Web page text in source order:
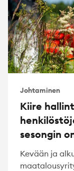
Johtaminen
Kiire
sesongin
Kevään ja